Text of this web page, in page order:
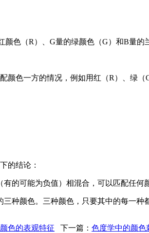
颜色（R）、G量的绿颜色（G）和B量
颜色一方的情况，例如用红（R）、绿
的结论：
的可能为负值）相混合，可以匹配任何
种颜色。三种颜色，只要其中的每一
色的表观特征 下一篇： 色度学中的颜色